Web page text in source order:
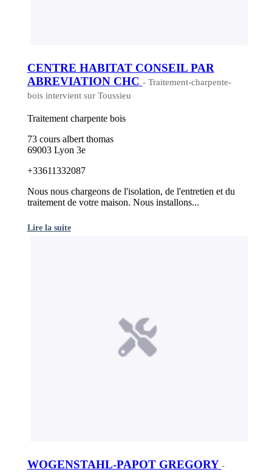
CENTRE HABITAT CONSEIL PAR
ABREVIATION CHC - Traitement-charpente-
bois intervient sur Toussieu
Traitement charpente bois
73 cours albert thomas
69003 Lyon 3e
+33611332087
Nous nous chargeons de l'isolation, de l'entretien et du
traitement de votre maison. Nous installons...
Lire la suite
WOGENSTAHL-PAPOT GREGORY -